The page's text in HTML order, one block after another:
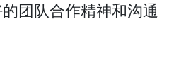
团队合作精神和沟通